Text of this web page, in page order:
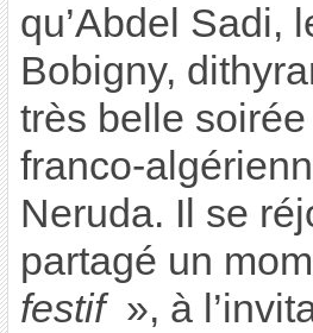
qu’Abdel Sadi,
Bobigny,
très belle
franco-
Neruda. Il se
partagé un
festif », à